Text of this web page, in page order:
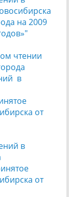
на 2009
чтении
в
от
в
от